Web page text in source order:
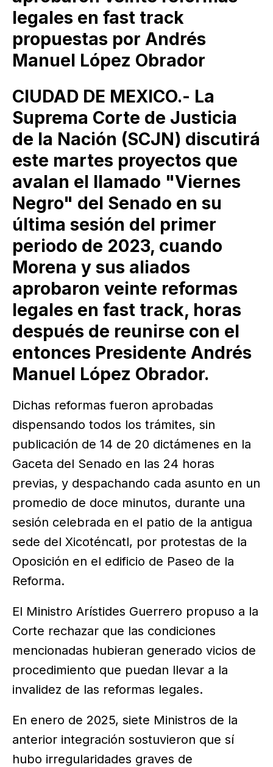
legales en fast track
propuestas por Andrés
Manuel López Obrador
CIUDAD DE MEXICO.- La
Suprema Corte de Justicia
de la Nación (SCJN) discutirá
este martes proyectos que
avalan el llamado "Viernes
Negro" del Senado en su
última sesión del primer
periodo de 2023, cuando
Morena y sus aliados
aprobaron veinte reformas
legales en fast track, horas
después de reunirse con el
entonces Presidente Andrés
Manuel López Obrador.
Dichas reformas fueron aprobadas
dispensando todos los trámites, sin
publicación de 14 de 20 dictámenes en la
Gaceta del Senado en las 24 horas
previas, y despachando cada asunto en un
promedio de doce minutos, durante una
sesión celebrada en el patio de la antigua
sede del Xicoténcatl, por protestas de la
Oposición en el edificio de Paseo de la
Reforma.
El Ministro Arístides Guerrero propuso a la
Corte rechazar que las condiciones
mencionadas hubieran generado vicios de
procedimiento que puedan llevar a la
invalidez de las reformas legales.
En enero de 2025, siete Ministros de la
anterior integración sostuvieron que sí
hubo irregularidades graves de